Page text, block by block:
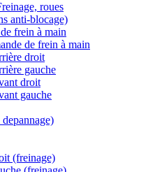
roues
anti-blocage)
frein à main
de frein à main
droit
gauche
droit
gauche
(freinage)